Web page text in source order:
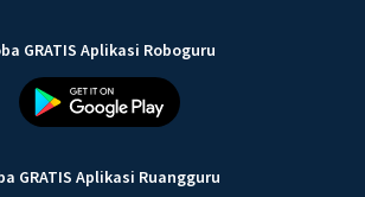
GRATIS Aplikasi Roboguru
GRATIS Aplikasi Ruangguru